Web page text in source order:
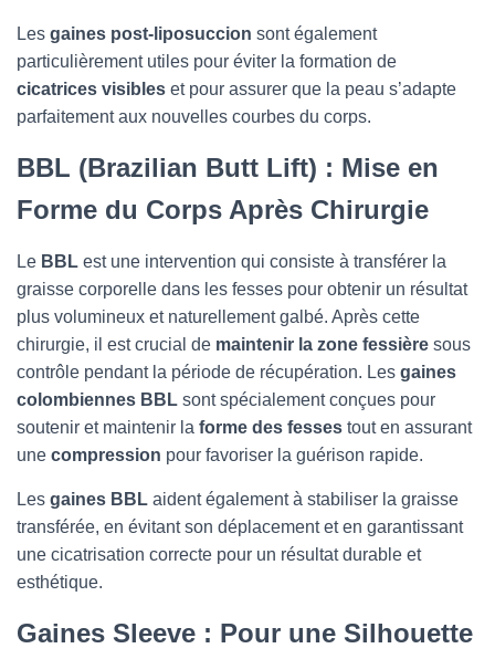
Les gaines post-liposuccion sont également
particulièrement utiles pour éviter la formation de
cicatrices visibles et pour assurer que la peau s’adapte
parfaitement aux nouvelles courbes du corps.
BBL (Brazilian Butt Lift) : Mise en
Forme du Corps Après Chirurgie
Le BBL est une intervention qui consiste à transférer la
graisse corporelle dans les fesses pour obtenir un résultat
plus volumineux et naturellement galbé. Après cette
chirurgie, il est crucial de maintenir la zone fessière sous
contrôle pendant la période de récupération. Les gaines
colombiennes BBL sont spécialement conçues pour
soutenir et maintenir la forme des fesses tout en assurant
une compression pour favoriser la guérison rapide.
Les gaines BBL aident également à stabiliser la graisse
transférée, en évitant son déplacement et en garantissant
une cicatrisation correcte pour un résultat durable et
esthétique.
Gaines Sleeve : Pour une Silhouette